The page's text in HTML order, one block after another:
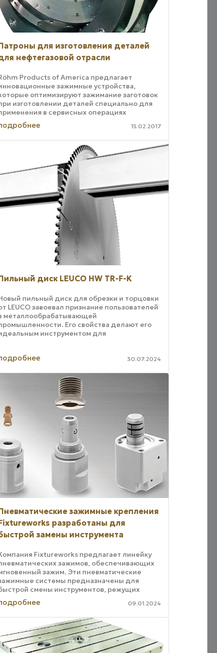
для изготовления деталей
нефтегазовой отрасли
Products of America предлагает
зажимные устройства,
оптимизируют зажимание заготовок
изготовлении деталей специально для
в сервисных операциях
отрасли. Шарнирные патроны
позволяют выполнять ...
15.02.2017
диск LEUCO HW TR-F-K
пильный диск для обрезки и торцовки
LEUCO завоевал признание пользователей
металлообрабатывающей
Его свойства делают его
инструментом для
30.07.2024
зажимные крепления
разработаны для
замены инструмента
Fixtureworks предлагает линейку
зажимов, обеспечивающих
зажим. Эти пневматические
системы предназначены для
смены инструментов, режущих
и приспособлений, каковое решение
время ...
09.01.2024